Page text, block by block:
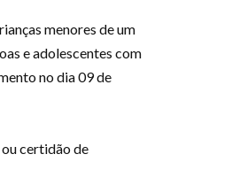
menores de um
e adolescentes com
no dia 09 de
certidão de